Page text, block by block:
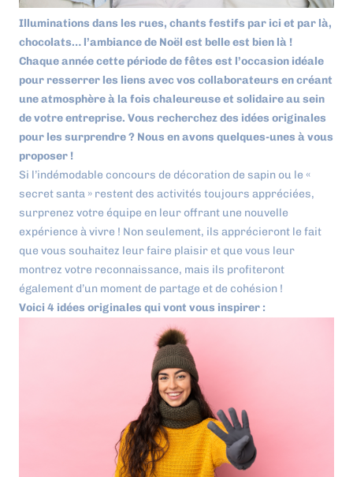
Illuminations dans les rues, chants festifs par ici et par là,
chocolats… l’ambiance de Noël est belle est bien là !
Chaque année cette période de fêtes est l’occasion idéale
pour resserrer les liens avec vos collaborateurs en créant
une atmosphère à la fois chaleureuse et solidaire au sein
de votre entreprise. Vous recherchez des idées originales
pour les surprendre ? Nous en avons quelques-unes à vous
proposer !
Si l’indémodable concours de décoration de sapin ou le «
secret santa » restent des activités toujours appréciées,
surprenez votre équipe en leur offrant une nouvelle
expérience à vivre ! Non seulement, ils apprécieront le fait
que vous souhaitez leur faire plaisir et que vous leur
montrez votre reconnaissance, mais ils profiteront
également d’un moment de partage et de cohésion !
Voici 4 idées originales qui vont vous inspirer :